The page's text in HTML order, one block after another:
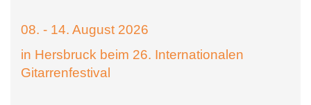
08. - 14. August 2026
in Hersbruck beim 26. Internationalen
Gitarrenfestival